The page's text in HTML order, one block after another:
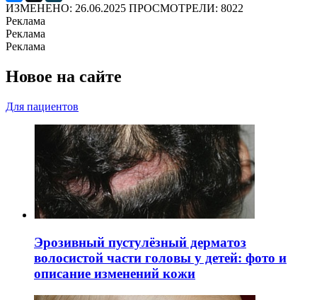
ИЗМЕНЕНО: 26.06.2025 ПРОСМОТРЕЛИ: 8022
Реклама
Реклама
Реклама
Новое на сайте
Для пациентов
Эрозивный пустулёзный дерматоз
волосистой части головы у детей: фото и
описание изменений кожи